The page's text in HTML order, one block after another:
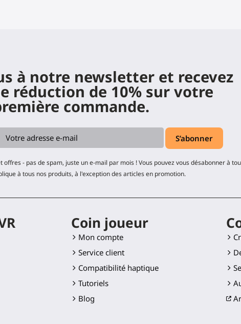
à notre newsletter et recevez
réduction de 10% sur votre
commande.
- pas de spam, juste un e-mail par mois ! Vous pouvez vous désabonner à
à tous nos produits, à l'exception des articles en promotion.
Coin joueur
Mon compte
Service client
Compatibilité haptique
Tutoriels
Blog